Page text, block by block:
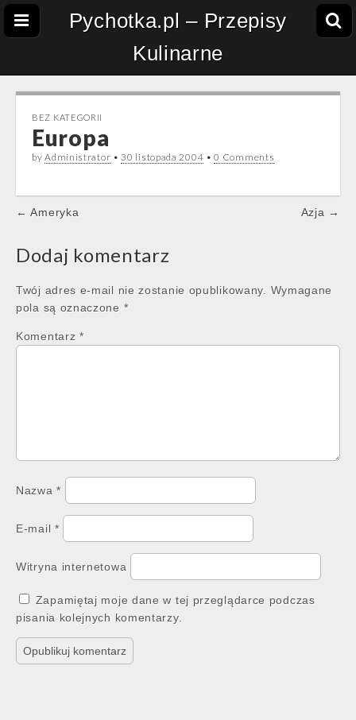
Pychotka.pl – Przepisy
Kulinarne
BEZ KATEGORII
Europa
byAdministrator •30 listopada 2004 •0 Comments
Post
← Ameryka Azja →
Dodaj komentarz
Twój adres e-mail nie zostanie opublikowany.
Wymagane
pola są oznaczone *
Komentarz *
Nazwa*
E-mail *
Witryna internetowa
Zapamiętaj moje dane w tej przeglądarce podczas
pisania kolejnych komentarzy.